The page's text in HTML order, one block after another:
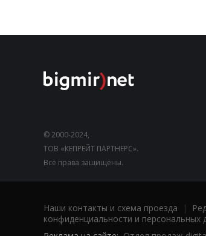
© 2000-2024,
ТОВ «КЕПРЕЙТ ПАРТНЕРС».
Все права защищены.
Наши контакты и схема проезда |
конфиденциальности и персональных